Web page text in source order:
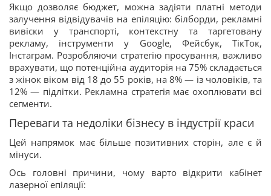
Якщо дозволяє бюджет, можна задіяти платні методи
залучення відвідувачів на епіляцію: білборди, рекламні
вивіски у транспорті, контекстну та таргетовану
рекламу, інструменти у Google, Фейсбук, ТікТок,
Інстаграм. Розробляючи стратегію просування, важливо
врахувати, що потенційна аудиторія на 75% складається
з жінок віком від 18 до 55 років, на 8% — із чоловіків, та
12% — підлітки. Рекламна стратегія має охоплювати всі
сегменти.
Переваги та недоліки бізнесу в індустрії краси
Цей напрямок має більше позитивних сторін, але є й
мінуси.
Ось головні причини, чому варто відкрити кабінет
лазерної епіляції: